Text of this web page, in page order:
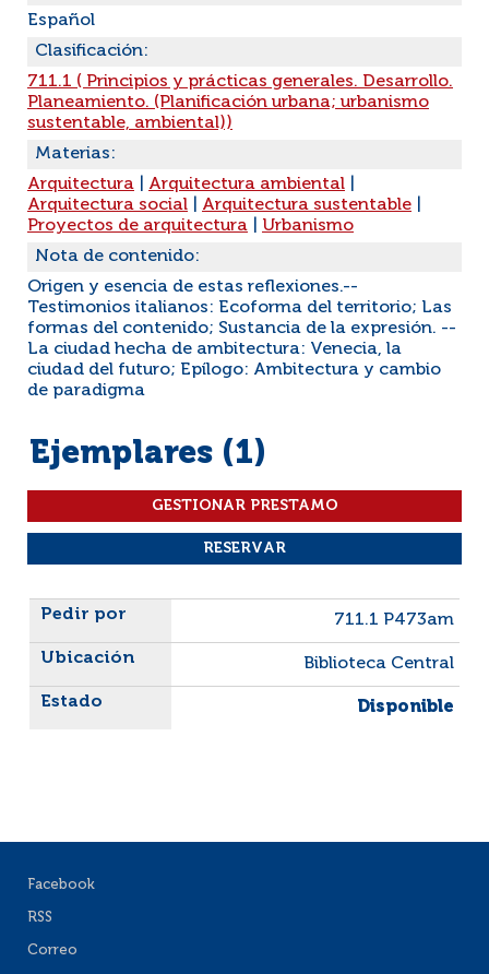
Español
Clasificación:
711.1 ( Principios y prácticas generales. Desarrollo.
Planeamiento. (Planificación urbana; urbanismo
sustentable, ambiental))
Materias:
Arquitectura
Arquitectura ambiental
Arquitectura social
Arquitectura sustentable
Proyectos de arquitectura
Urbanismo
Nota de contenido:
Origen y esencia de estas reflexiones.--
Testimonios italianos: Ecoforma del territorio; Las
formas del contenido; Sustancia de la expresión. --
La ciudad hecha de ambitectura: Venecia, la
ciudad del futuro; Epílogo: Ambitectura y cambio
de paradigma
Ejemplares (1)
Liste des exemplaires
711.1 P473am
Biblioteca Central
Disponible
Facebook
RSS
Correo